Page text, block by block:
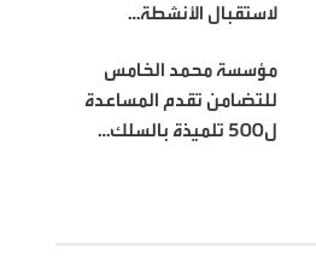
لاستقبال الأنشطة…
مؤسسة محمد الخامس
للتضامن تقدم المساعدة
ل500 تلميذة بالسلك…